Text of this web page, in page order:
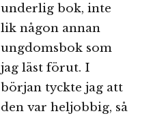
underlig bok, inte
lik någon annan
ungdomsbok som
jag läst förut. I
början tyckte jag att
den var heljobbig, så